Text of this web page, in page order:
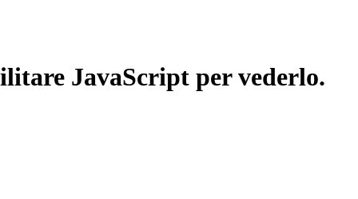
JavaScript per vederlo.